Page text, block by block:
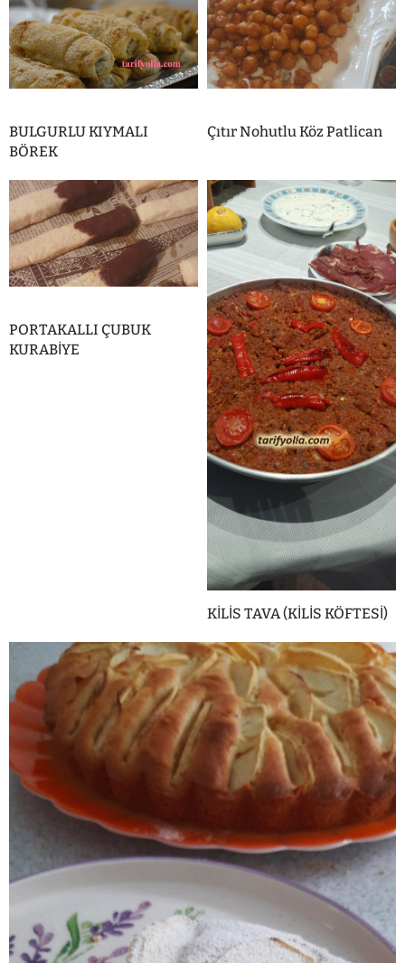
BULGURLU KIYMALI
BÖREK
Çıtır Nohutlu Köz Patlican
PORTAKALLI ÇUBUK
KURABİYE
KİLİS TAVA (KİLİS KÖFTESİ)